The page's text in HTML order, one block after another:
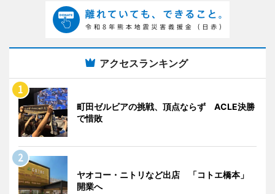
アクセスランキング
町田ゼルビアの挑戦、頂点ならず ACLE決勝
で惜敗
ヤオコー・ニトリなど出店 「コトエ橋本」
開業へ